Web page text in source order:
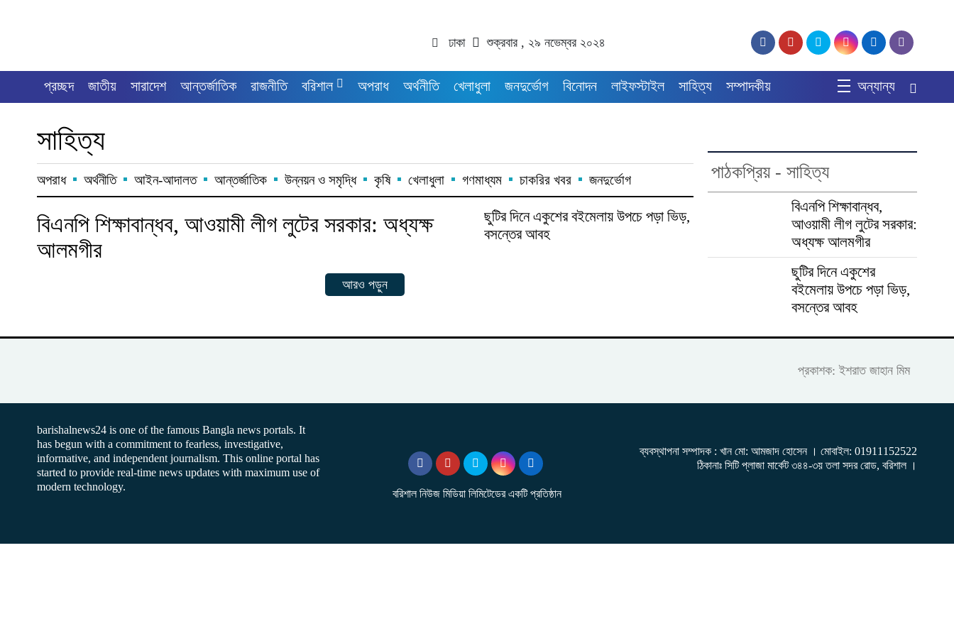
ঢাকা শুক্রবার , ২৯ নভেম্বর ২০২৪
প্রচ্ছদ জাতীয় সারাদেশ আন্তর্জাতিক রাজনীতি বরিশাল অপরাধ অর্থনীতি খেলাধুলা জনদুর্ভোগ বিনোদন লাইফস্টাইল সাহিত্য সম্পাদকীয় অন্যান্য
সাহিত্য
অপরাধ অর্থনীতি আইন-আদালত আন্তর্জাতিক উন্নয়ন ও সমৃদ্ধি কৃষি খেলাধুলা গণমাধ্যম চাকরির খবর জনদুর্ভোগ
বিএনপি শিক্ষাবান্ধব, আওয়ামী লীগ লুটের সরকার: অধ্যক্ষ
আলমগীর
ছুটির দিনে একুশের বইমেলায় উপচে পড়া ভিড়,
বসন্তের আবহ
আরও পড়ুন
পাঠকপ্রিয় - সাহিত্য
বিএনপি শিক্ষাবান্ধব,
আওয়ামী লীগ লুটের সরকার:
অধ্যক্ষ আলমগীর
ছুটির দিনে একুশের
বইমেলায় উপচে পড়া ভিড়,
বসন্তের আবহ
প্রকাশক: ইশরাত জাহান মিম
barishalnews24 is one of the famous Bangla news portals. It
has begun with a commitment to fearless, investigative,
informative, and independent journalism. This online portal has
started to provide real-time news updates with maximum use of
modern technology.
বরিশাল নিউজ মিডিয়া লিমিটেডের একটি প্রতিষ্ঠান
ব্যবস্থাপনা সম্পাদক : খান মো: আমজাদ হোসেন । মোবাইল: 01911152522
ঠিকানাঃ সিটি প্লাজা মার্কেট ৩৪৪-৩য় তলা সদর রোড, বরিশাল ।